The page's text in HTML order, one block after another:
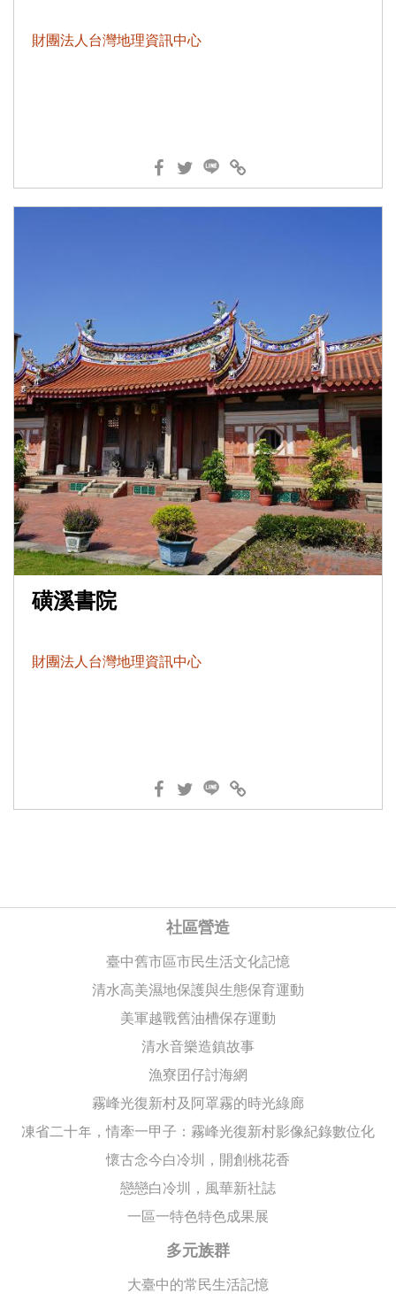
財團法人台灣地理資訊中心
磺溪書院
財團法人台灣地理資訊中心
社區營造
臺中舊市區市民生活文化記憶
清水高美濕地保護與生態保育運動
美軍越戰舊油槽保存運動
清水音樂造鎮故事
漁寮囝仔討海網
霧峰光復新村及阿罩霧的時光綠廊
凍省二十年，情牽一甲子：霧峰光復新村影像紀錄數位化
懷古念今白冷圳，開創桃花香
戀戀白冷圳，風華新社誌
一區一特色特色成果展
多元族群
大臺中的常民生活記憶